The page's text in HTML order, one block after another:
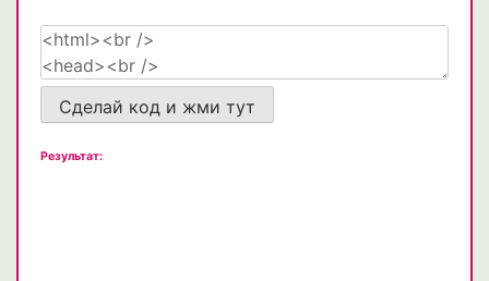
Сделай код и жми тут
Результат: